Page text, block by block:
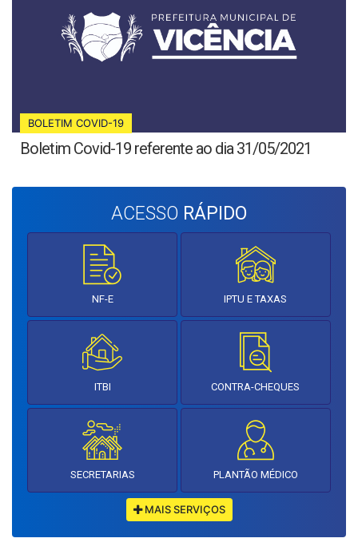
BOLETIM COVID-19
Boletim Covid-19 referente ao dia 31/05/2021
ACESSO RÁPIDO
NF-E IPTU E TAXAS
ITBI CONTRA-CHEQUES
SECRETARIAS PLANTÃO MÉDICO
MAIS SERVIÇOS